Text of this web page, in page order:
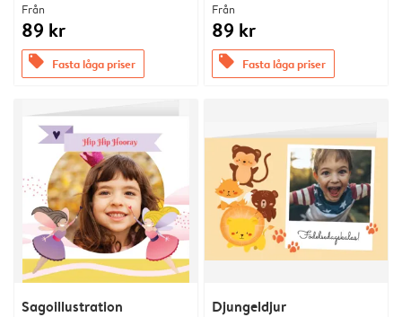
Från
89 kr
offers Fasta låga priser
Från
89 kr
offers Fasta låga priser
Sagoillustration Djungeldjur